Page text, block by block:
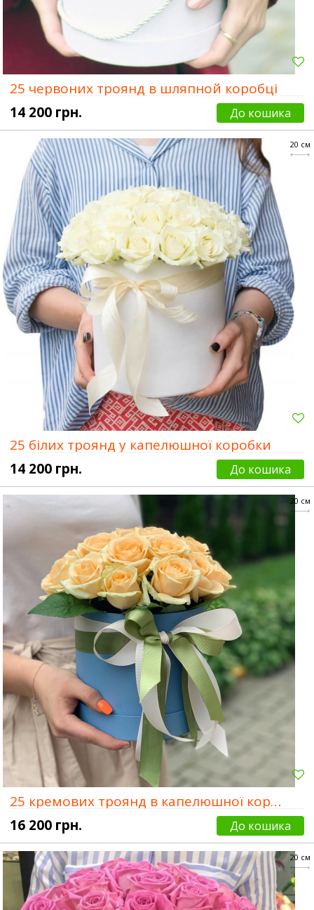
25 червоних троянд в шляпной коробці
14 200 грн.
До кошика
20 см
25 білих троянд у капелюшної коробки
14 200 грн.
До кошика
20 см
25 кремових троянд в капелюшної коробки
16 200 грн.
До кошика
20 см